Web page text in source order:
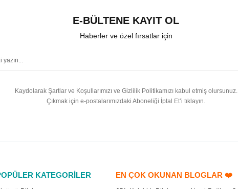
E-BÜLTENE KAYIT OL
Haberler ve özel fırsatlar için
Kaydolarak Şartlar ve Koşullarımızı ve Gizlilik Politikamızı kabul etmiş olursunuz.
Çıkmak için e-postalarımızdaki Aboneliği İptal Et’i tıklayın.
KATEGORİLER EN ÇOK OKUNAN BLOGLAR ❤️